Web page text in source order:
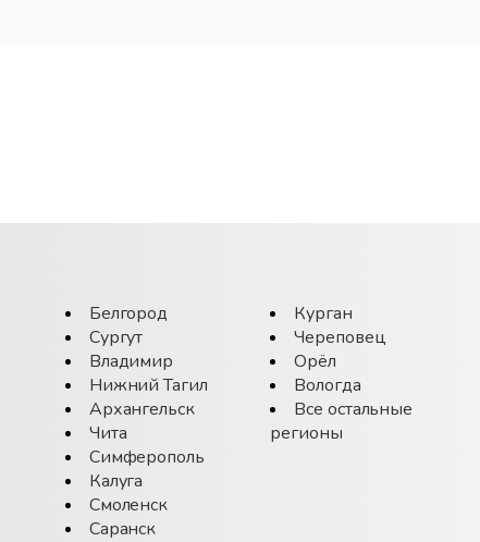
Белгород
Сургут
Владимир
Нижний Тагил
Архангельск
Чита
Симферополь
Калуга
Смоленск
Саранск
Курган
Череповец
Орёл
Вологда
Все остальные
регионы